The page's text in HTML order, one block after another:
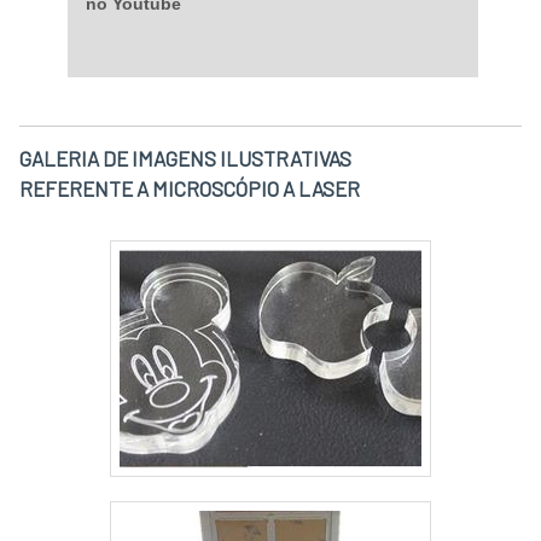
no Youtube
GALERIA DE IMAGENS ILUSTRATIVAS
REFERENTE A MICROSCÓPIO A LASER